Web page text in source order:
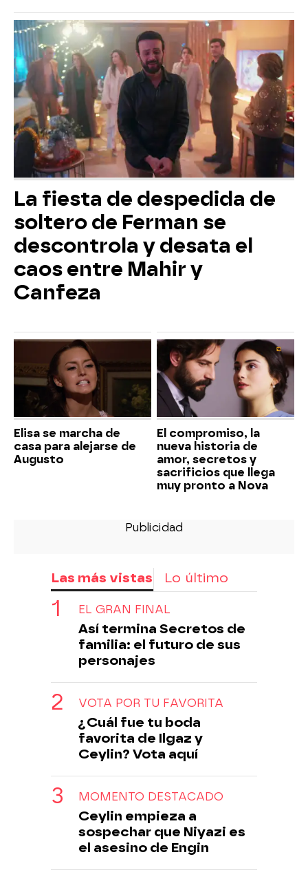
La fiesta de despedida de
soltero de Ferman se
descontrola y desata el
caos entre Mahir y
Canfeza
Elisa se marcha de
casa para alejarse de
Augusto
El compromiso, la
nueva historia de
amor, secretos y
sacrificios que llega
muy pronto a Nova
Las más vistas Lo último
EL GRAN FINAL
Así termina Secretos de
familia: el futuro de sus
personajes
VOTA POR TU FAVORITA
¿Cuál fue tu boda
favorita de Ilgaz y
Ceylin? Vota aquí
MOMENTO DESTACADO
Ceylin empieza a
sospechar que Niyazi es
el asesino de Engin